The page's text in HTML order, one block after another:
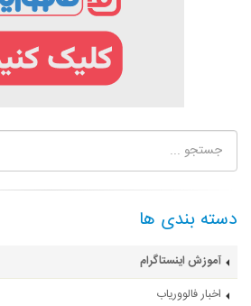
دسته بندی ها
آموزش اینستاگرام
اخبار فالووریاب